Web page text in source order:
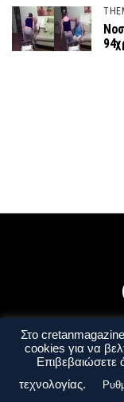
Ταυτότητα
Στο
cookies για να
Επιβεβαιώσετε
τεχνολογίας.